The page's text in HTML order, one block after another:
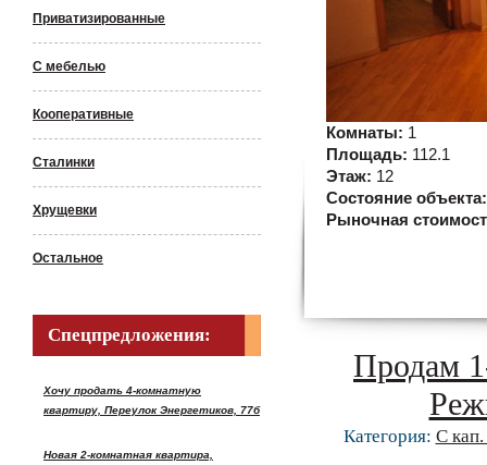
Приватизированные
С мебелью
Кооперативные
Сталинки
Хрущевки
Остальное
Спецпредложения:
Хочу продать 4-комнатную
квартиру, Переулок Энергетиков, 77б
Новая 2-комнатная квартира,
Комнаты: 1
Площадь: 112.1
Этаж: 12
Состояние
Рыночная
Продам
Категория: С